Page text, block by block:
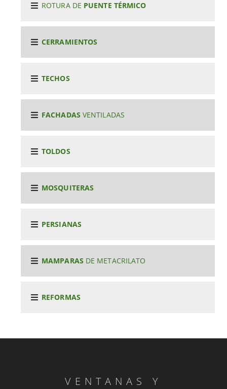
ROTURA DE PUENTE TÉRMICO
CERRAMIENTOS
TECHOS
FACHADAS VENTILADAS
TOLDOS
MOSQUITERAS
PERSIANAS
MAMPARAS DE METACRILATO
REFORMAS
VENTANAS Y